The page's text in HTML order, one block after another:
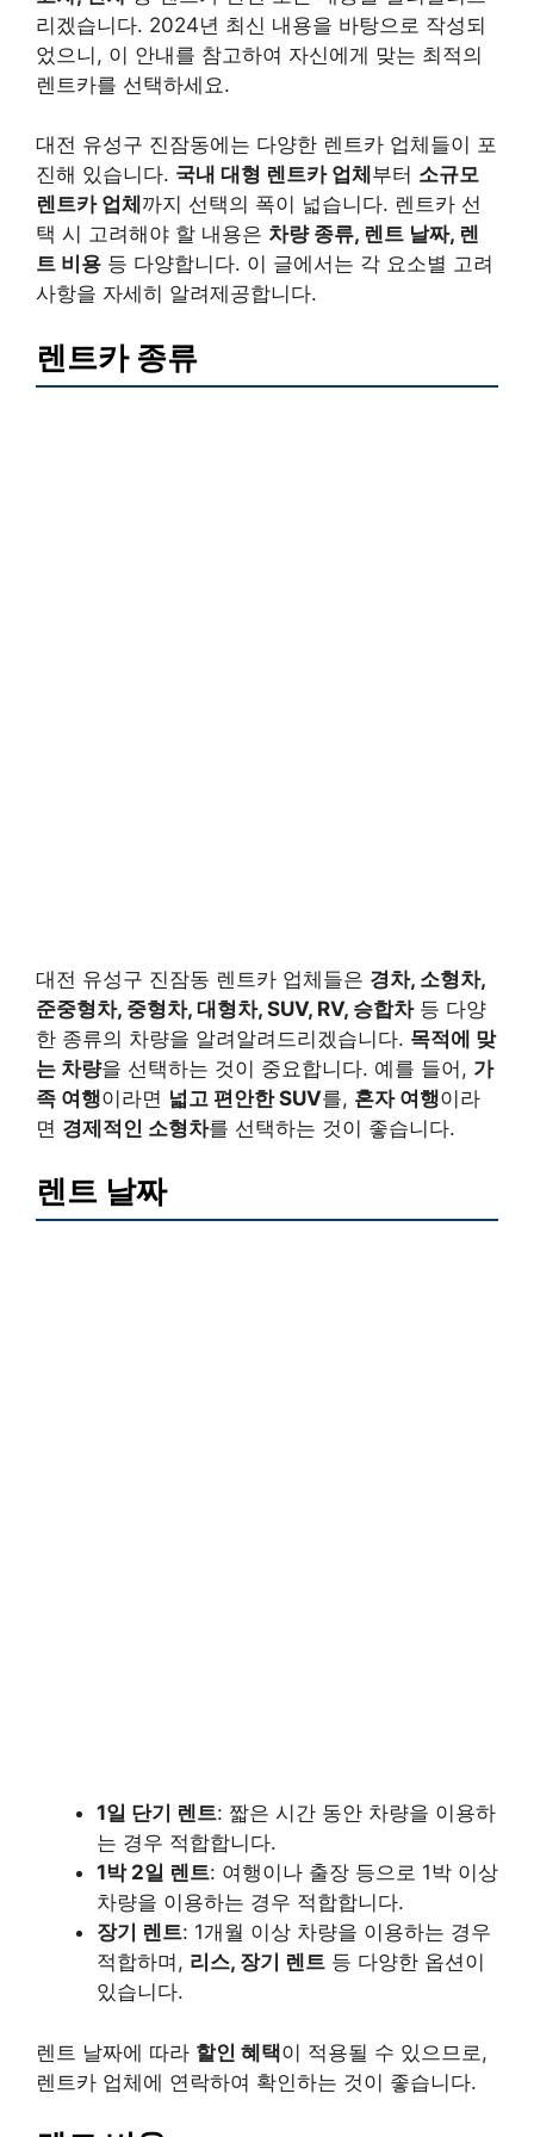
리겠습니다. 2024년 최신 내용을 바탕으로 작성되
었으니, 이 안내를 참고하여 자신에게 맞는 최적의
렌트카를 선택하세요.
대전 유성구 진잠동에는 다양한 렌트카 업체들이 포
진해 있습니다. 국내 대형 렌트카 업체 부터 소규모
렌트카 업체 까지 선택의 폭이 넓습니다. 렌트카 선
택 시 고려해야 할 내용은 차량 종류, 렌트 날짜, 렌
트 비용 등 다양합니다. 이 글에서는 각 요소별 고려
사항을 자세히 알려제공합니다.
렌트카 종류
대전 유성구 진잠동 렌트카 업체들은 경차, 소형차,
준중형차, 중형차, 대형차, SUV, RV, 승합차등 다양
한 종류의 차량을 알려알려드리겠습니다. 목적에 맞
는 차량을 선택하는 것이 중요합니다. 예를 들어, 가
족 여행이라면 넓고 편안한 SUV를, 혼자 여행이라
면 경제적인 소형차를 선택하는 것이 좋습니다.
렌트 날짜
1일 단기 렌트: 짧은 시간 동안 차량을 이용하
는 경우 적합합니다.
1박 2일 렌트: 여행이나 출장 등으로 1박 이상
차량을 이용하는 경우 적합합니다.
장기 렌트: 1개월 이상 차량을 이용하는 경우
적합하며, 리스, 장기 렌트 등 다양한 옵션이
있습니다.
렌트 날짜에 따라 할인 혜택이 적용될 수 있으므로,
렌트카 업체에 연락하여 확인하는 것이 좋습니다.